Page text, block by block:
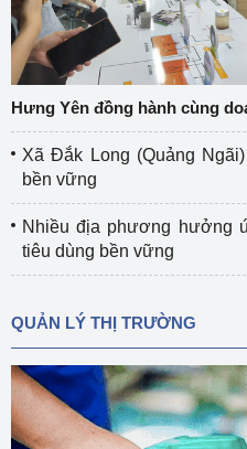
Hưng Yên đồng hành cùng
Xã Đắk Long (Quảng
bền vững
Nhiều địa phương hưởng
tiêu dùng bền vững
QUẢN LÝ THỊ TRƯỜNG